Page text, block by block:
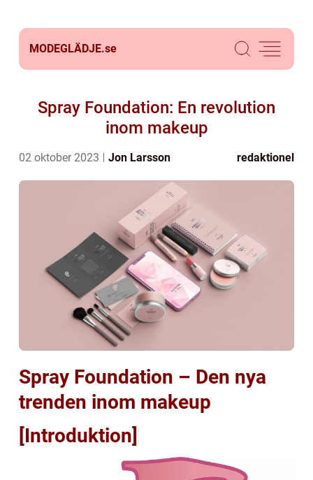
MODEGLÄDJE.se
Spray Foundation: En revolution
inom makeup
02 oktober 2023 Jon Larsson redaktionel
Spray Foundation – Den nya
trenden inom makeup
[Introduktion]